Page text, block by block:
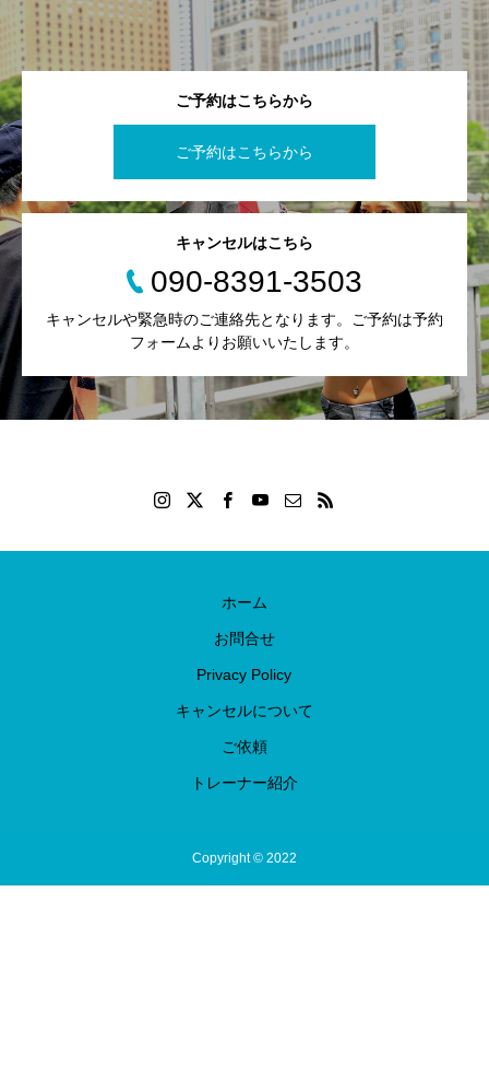
ご予約はこちらから
ご予約はこちらから
キャンセルはこちら
090-8391-3503
キャンセルや緊急時のご連絡先となります。ご予約は予約
フォームよりお願いいたします。
ホーム
お問合せ
Privacy Policy
キャンセルについて
ご依頼
トレーナー紹介
Copyright © 2022